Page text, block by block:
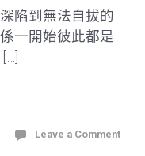
陷到無法自拔的
一開始彼此都是
Leave a Comment